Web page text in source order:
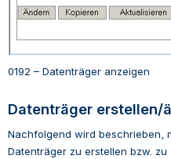
0192 – Datenträger anzeigen
Datenträger erstellen/
Nachfolgend wird beschrieben,
Datenträger zu erstellen bzw. zu